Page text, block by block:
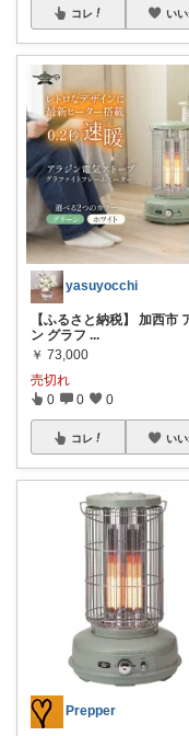
コレ いい
yasuyocchi
【ふるさと納税】 加西市
ン グラフ ...
￥ 73,000
売切れ
0 0 0
コレ いい
Prepper